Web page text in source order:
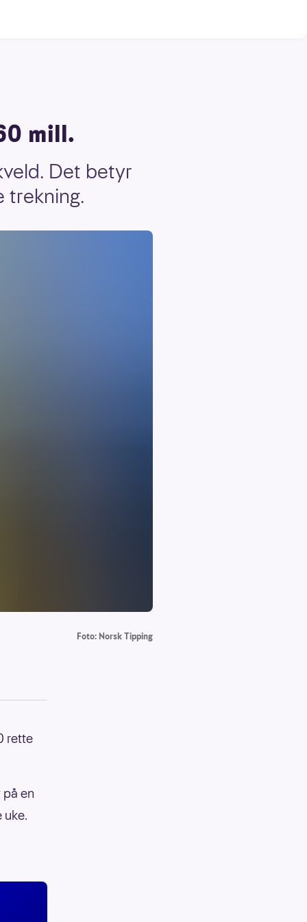
mill.
Det betyr
trekning.
Foto: Norsk Tipping
rette
en
uke.